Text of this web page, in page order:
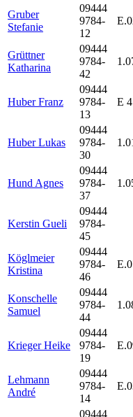
Gruber
Stefanie
09444
9784-
12
Grüttner
Katharina
09444
9784-
42
Huber Franz
09444
9784-
13
E 4
Huber Lukas
09444
9784-
30
Hund Agnes
09444
9784-
37
Kerstin Gueli
09444
9784-
45
Köglmeier
Kristina
09444
9784-
46
Konschelle
Samuel
09444
9784-
44
Krieger Heike
09444
9784-
19
Lehmann
André
09444
9784-
14
09444